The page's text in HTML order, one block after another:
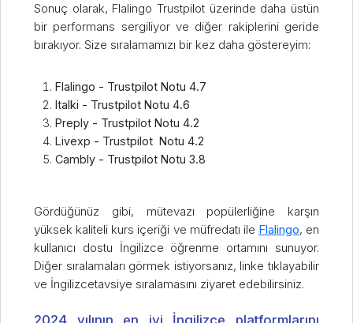
Sonuç olarak, Flalingo Trustpilot üzerinde daha üstün
bir performans sergiliyor ve diğer rakiplerini geride
bırakıyor. Size sıralamamızı bir kez daha göstereyim:
Flalingo - Trustpilot Notu 4.7
Italki - Trustpilot Notu 4.6
Preply - Trustpilot Notu 4.2
Livexp - Trustpilot Notu 4.2
Cambly - Trustpilot Notu 3.8
Gördüğünüz gibi, mütevazı popülerliğine karşın
yüksek kaliteli kurs içeriği ve müfredatı ile Flalingo, en
kullanıcı dostu İngilizce öğrenme ortamını sunuyor.
Diğer sıralamaları görmek istiyorsanız, linke tıklayabilir
ve İngilizcetavsiye sıralamasını ziyaret edebilirsiniz.